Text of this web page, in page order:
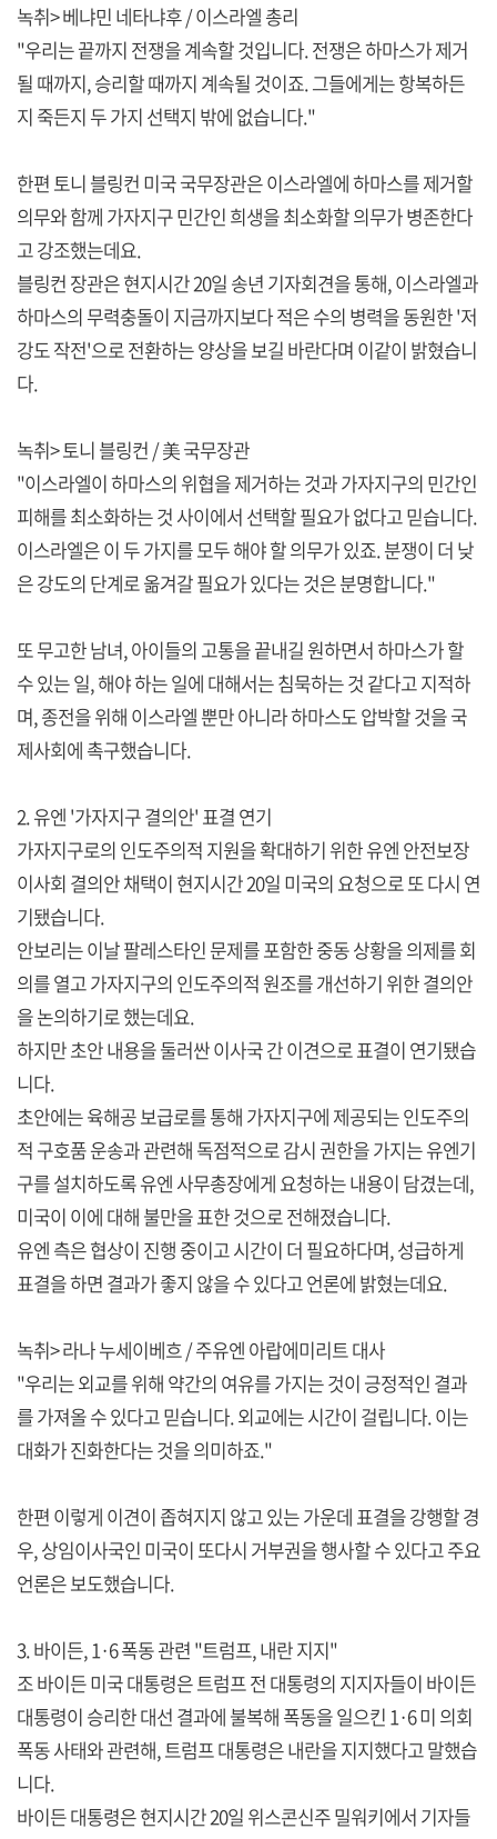
녹취> 베냐민 네타냐후 / 이스라엘 총리
"우리는 끝까지 전쟁을 계속할 것입니다. 전쟁은 하마스가 제거
될 때까지, 승리할 때까지 계속될 것이죠. 그들에게는 항복하든
지 죽든지 두 가지 선택지 밖에 없습니다."
한편 토니 블링컨 미국 국무장관은 이스라엘에 하마스를 제거할
의무와 함께 가자지구 민간인 희생을 최소화할 의무가 병존한다
고 강조했는데요.
블링컨 장관은 현지시간 20일 송년 기자회견을 통해, 이스라엘과
하마스의 무력충돌이 지금까지보다 적은 수의 병력을 동원한 '저
강도 작전'으로 전환하는 양상을 보길 바란다며 이같이 밝혔습니
다.
녹취> 토니 블링컨 / 美 국무장관
"이스라엘이 하마스의 위협을 제거하는 것과 가자지구의 민간인
피해를 최소화하는 것 사이에서 선택할 필요가 없다고 믿습니다.
이스라엘은 이 두 가지를 모두 해야 할 의무가 있죠. 분쟁이 더 낮
은 강도의 단계로 옮겨갈 필요가 있다는 것은 분명합니다."
또 무고한 남녀, 아이들의 고통을 끝내길 원하면서 하마스가 할
수 있는 일, 해야 하는 일에 대해서는 침묵하는 것 같다고 지적하
며, 종전을 위해 이스라엘 뿐만 아니라 하마스도 압박할 것을 국
제사회에 촉구했습니다.
2. 유엔 '가자지구 결의안' 표결 연기
가자지구로의 인도주의적 지원을 확대하기 위한 유엔 안전보장
이사회 결의안 채택이 현지시간 20일 미국의 요청으로 또 다시 연
기됐습니다.
안보리는 이날 팔레스타인 문제를 포함한 중동 상황을 의제를 회
의를 열고 가자지구의 인도주의적 원조를 개선하기 위한 결의안
을 논의하기로 했는데요.
하지만 초안 내용을 둘러싼 이사국 간 이견으로 표결이 연기됐습
니다.
초안에는 육해공 보급로를 통해 가자지구에 제공되는 인도주의
적 구호품 운송과 관련해 독점적으로 감시 권한을 가지는 유엔기
구를 설치하도록 유엔 사무총장에게 요청하는 내용이 담겼는데,
미국이 이에 대해 불만을 표한 것으로 전해졌습니다.
유엔 측은 협상이 진행 중이고 시간이 더 필요하다며, 성급하게
표결을 하면 결과가 좋지 않을 수 있다고 언론에 밝혔는데요.
녹취> 라나 누세이베흐 / 주유엔 아랍에미리트 대사
"우리는 외교를 위해 약간의 여유를 가지는 것이 긍정적인 결과
를 가져올 수 있다고 믿습니다. 외교에는 시간이 걸립니다. 이는
대화가 진화한다는 것을 의미하죠."
한편 이렇게 이견이 좁혀지지 않고 있는 가운데 표결을 강행할 경
우, 상임이사국인 미국이 또다시 거부권을 행사할 수 있다고 주요
언론은 보도했습니다.
3. 바이든, 1·6 폭동 관련 "트럼프, 내란 지지"
조 바이든 미국 대통령은 트럼프 전 대통령의 지지자들이 바이든
대통령이 승리한 대선 결과에 불복해 폭동을 일으킨 1·6 미 의회
폭동 사태와 관련해, 트럼프 대통령은 내란을 지지했다고 말했습
니다.
바이든 대통령은 현지시간 20일 위스콘신주 밀워키에서 기자들